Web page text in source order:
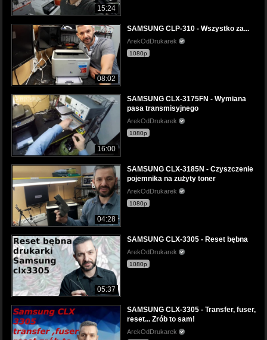
15:24
08:02
SAMSUNG CLP-310 - Wszystko za...
ArekOdDrukarek
1080p
16:00
SAMSUNG CLX-3175FN - Wymiana
pasa transmisyjnego
ArekOdDrukarek
1080p
04:28
SAMSUNG CLX-3185N - Czyszczenie
pojemnika na zużyty toner
ArekOdDrukarek
1080p
05:37
SAMSUNG CLX-3305 - Reset bębna
ArekOdDrukarek
1080p
SAMSUNG CLX-3305 - Transfer, fuser,
reset... Zrób to sam!
ArekOdDrukarek